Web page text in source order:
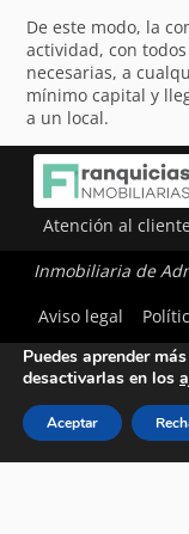
De este modo, la
actividad, con
necesarias, a
mínimo capital y
a un local.
Atención al cliente
Inmobiliaria de
Aviso legal
Utilizamos cookies
Puedes aprender
desactivarlas en los
Aceptar